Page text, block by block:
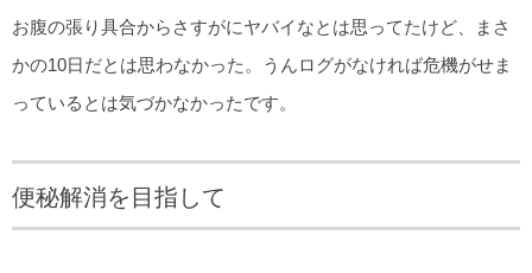
お腹の張り具合からさすがにヤバイなとは思ってたけど、まさ
かの10日だとは思わなかった。うんログがなければ危機がせま
っているとは気づかなかったです。
便秘解消を目指して